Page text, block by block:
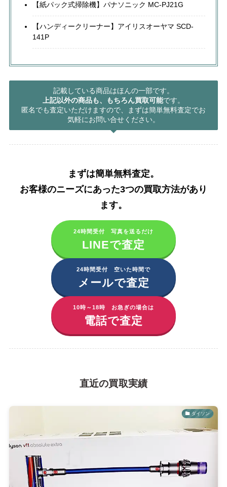
【紙パック式掃除機】パナソニック MC-PJ21G
【ハンディークリーナー】アイリスオーヤマ SCD-
141P
記載している商品はほんの一部です。
上記以外の商品も、もちろん買取可能です。
匿名でも査定いただけますので、まずは簡単無料査定でお
気軽にお問い合せください。
まずは簡単無料査定。
お客様のニーズにあった3つの買取方法があり
ます。​
24時間受付 写真を送るだけ
LINEで査定
24時間受付 空いた時間で
メールで査定
10時～18時 お急ぎの場合は
電話で査定
直近の買取実績
ダイソン